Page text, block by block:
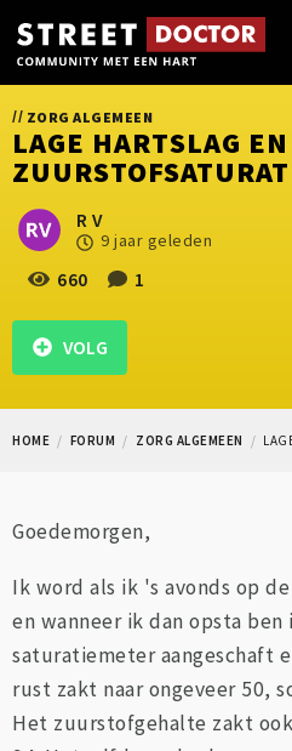
// ZORG ALGEMEEN
LAGE HARTSLAG EN
R V
9 jaar geleden
660 1
VOLG
HOME FORUM ZORG ALGEMEEN
Goedemorgen,
Ik word als ik 's avonds op
en wanneer ik dan opsta
saturatiemeter aangeschaft
rust zakt naar ongeveer 50,
Het zuurstofgehalte zakt